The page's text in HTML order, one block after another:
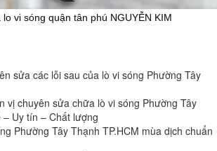
lo vi sóng quận tân phú NGUYỄN KIM
sửa các lỗi sau của lò vi sóng Phường Tây
vị chuyên sửa chữa lò vi sóng Phường Tây
Uy tín – Chất lượng
Phường Tây Thạnh TP.HCM mùa dịch chuẩn